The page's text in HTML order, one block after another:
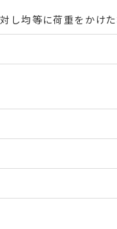
均等に荷重をかけた